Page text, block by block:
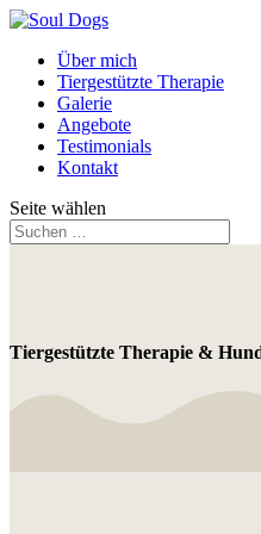
Über mich
Tiergestützte Therapie
Galerie
Angebote
Testimonials
Kontakt
Seite wählen
Tiergestützte Therapie &